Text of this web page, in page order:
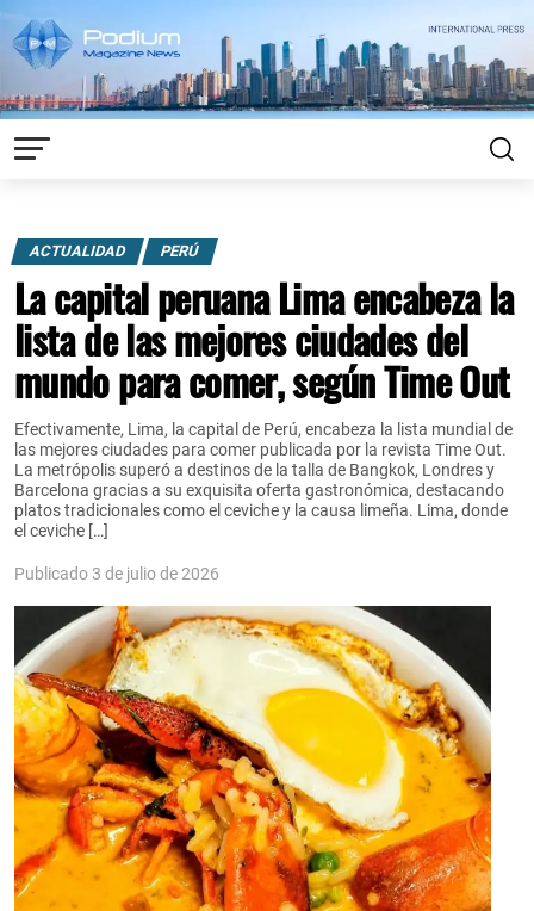
ACTUALIDAD PERÚ
La capital peruana Lima encabeza la
lista de las mejores ciudades del
mundo para comer, según Time Out
Efectivamente, Lima, la capital de Perú, encabeza la lista mundial de
las mejores ciudades para comer publicada por la revista Time Out.
La metrópolis superó a destinos de la talla de Bangkok, Londres y
Barcelona gracias a su exquisita oferta gastronómica, destacando
platos tradicionales como el ceviche y la causa limeña. Lima, donde
el ceviche […]
Publicado 3 de julio de 2026